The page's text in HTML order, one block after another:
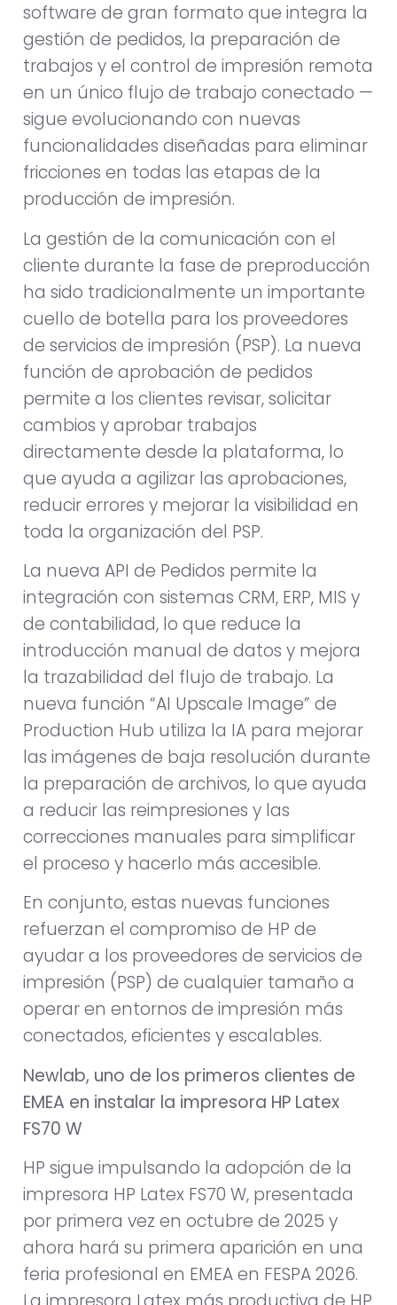
software de gran formato que integra la
gestión de pedidos, la preparación de
trabajos y el control de impresión remota
en un único flujo de trabajo conectado —
sigue evolucionando con nuevas
funcionalidades diseñadas para eliminar
fricciones en todas las etapas de la
producción de impresión.
La gestión de la comunicación con el
cliente durante la fase de preproducción
ha sido tradicionalmente un importante
cuello de botella para los proveedores
de servicios de impresión (PSP). La nueva
función de aprobación de pedidos
permite a los clientes revisar, solicitar
cambios y aprobar trabajos
directamente desde la plataforma, lo
que ayuda a agilizar las aprobaciones,
reducir errores y mejorar la visibilidad en
toda la organización del PSP.
La nueva API de Pedidos permite la
integración con sistemas CRM, ERP, MIS y
de contabilidad, lo que reduce la
introducción manual de datos y mejora
la trazabilidad del flujo de trabajo. La
nueva función “AI Upscale Image” de
Production Hub utiliza la IA para mejorar
las imágenes de baja resolución durante
la preparación de archivos, lo que ayuda
a reducir las reimpresiones y las
correcciones manuales para simplificar
el proceso y hacerlo más accesible.
En conjunto, estas nuevas funciones
refuerzan el compromiso de HP de
ayudar a los proveedores de servicios de
impresión (PSP) de cualquier tamaño a
operar en entornos de impresión más
conectados, eficientes y escalables.
Newlab, uno de los primeros clientes de
EMEA en instalar la impresora HP Latex
FS70 W
HP sigue impulsando la adopción de la
impresora HP Latex FS70 W, presentada
por primera vez en octubre de 2025 y
ahora hará su primera aparición en una
feria profesional en EMEA en FESPA 2026.